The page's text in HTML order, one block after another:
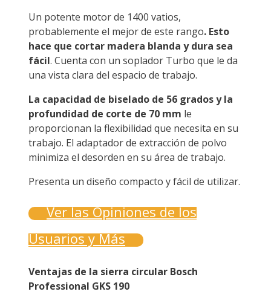
Un potente motor de 1400 vatios,
probablemente el mejor de este rango. Esto
hace que cortar madera blanda y dura sea
fácil. Cuenta con un soplador Turbo que le da
una vista clara del espacio de trabajo.
La capacidad de biselado de 56 grados y la
profundidad de corte de 70 mm le
proporcionan la flexibilidad que necesita en su
trabajo. El adaptador de extracción de polvo
minimiza el desorden en su área de trabajo.
Presenta un diseño compacto y fácil de utilizar.
Ver las Opiniones de los
Usuarios y Más
Ventajas de la sierra circular Bosch
Professional GKS 190